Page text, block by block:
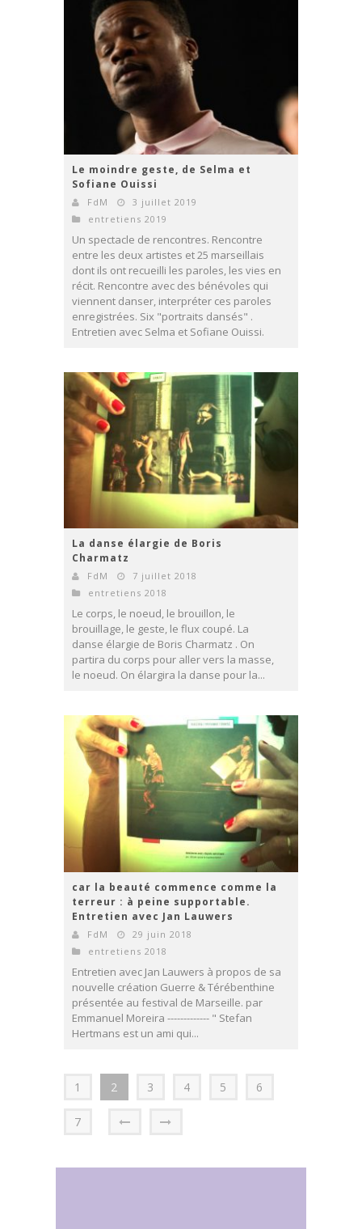
Le moindre geste, de Selma et
Sofiane Ouissi
FdM
3 juillet 2019
entretiens 2019
Un spectacle de rencontres. Rencontre
entre les deux artistes et 25 marseillais
dont ils ont recueilli les paroles, les vies en
récit. Rencontre avec des bénévoles qui
viennent danser, interpréter ces paroles
enregistrées. Six "portraits dansés" .
Entretien avec Selma et Sofiane Ouissi.
La danse élargie de Boris
Charmatz
FdM
7 juillet 2018
entretiens 2018
Le corps, le noeud, le brouillon, le
brouillage, le geste, le flux coupé. La
danse élargie de Boris Charmatz . On
partira du corps pour aller vers la masse,
le noeud. On élargira la danse pour la...
car la beauté commence comme la
terreur : à peine supportable.
Entretien avec Jan Lauwers
FdM
29 juin 2018
entretiens 2018
Entretien avec Jan Lauwers à propos de sa
nouvelle création Guerre & Térébenthine
présentée au festival de Marseille. par
Emmanuel Moreira ------------- " Stefan
Hertmans est un ami qui...
1 2 3 4 5 6
7